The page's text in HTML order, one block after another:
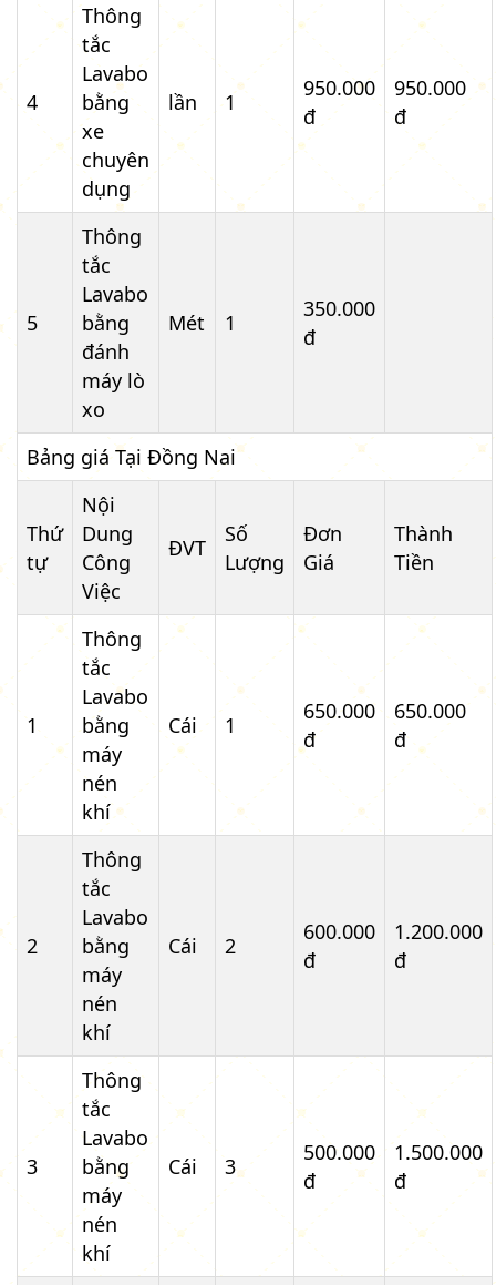
4
Thông
tắc
Lavabo
bằng
xe
chuyên
dụng
lần 1
950.000
đ
950.000
đ
5
Thông
tắc
Lavabo
bằng
đánh
máy lò
xo
Mét 1
350.000
đ
Bảng giá Tại Đồng Nai
Thứ
tự
Nội
Dung
Công
Việc
ĐVT
Số
Lượng
Đơn
Giá
Thành
Tiền
1
Thông
tắc
Lavabo
bằng
máy
nén
khí
Cái 1
650.000
đ
650.000
đ
2
Thông
tắc
Lavabo
bằng
máy
nén
khí
Cái 2
600.000
đ
1.200.000
đ
3
Thông
tắc
Lavabo
bằng
máy
nén
khí
Cái 3
500.000
đ
1.500.000
đ